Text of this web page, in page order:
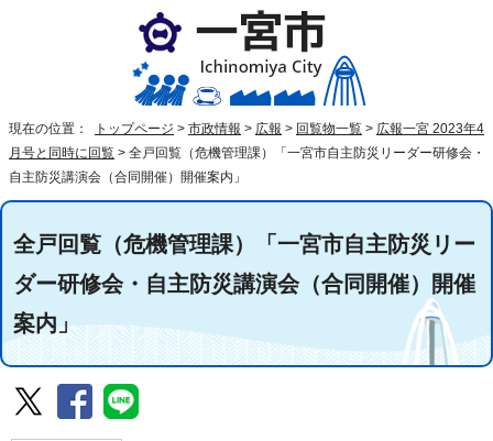
現在の位置： トップページ > 市政情報 > 広報 > 回覧物一覧 > 広報一宮 2023年4
月号と同時に回覧 > 全戸回覧（危機管理課）「一宮市自主防災リーダー研修会・
自主防災講演会（合同開催）開催案内」
全戸回覧（危機管理課）「一宮市自主防災リー
ダー研修会・自主防災講演会（合同開催）開催
案内」